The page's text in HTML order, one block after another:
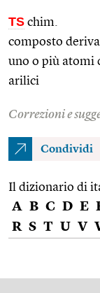
TS chim.
composto
uno o più atomi
arilici
Correzioni e
Condividi
Il dizionario di
A B C D E
R S T U V